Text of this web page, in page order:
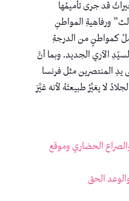
قد جرى تأميمُها
ورفاهيةِ المواطنِ
كمواطنٍ من الدرجةِ
الآري الجديد. وبما أنَّ
المنتصرين مثل فرنسا
لا يغيِّرُ طبيعتَهُ لأنه غيَّرَ
والصراع الحضاري وموقع
الحق